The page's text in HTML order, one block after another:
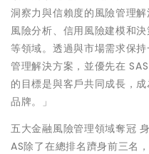
洞察力與信賴度的風險管理
風險分析、信用風險建模和
等領域。透過與市場需求保
管理解決方案，並優先在
的目標是與客戶共同成長，
品牌。」
五大金融風險管理領域奪冠
AS除了在總排名躋身前三名